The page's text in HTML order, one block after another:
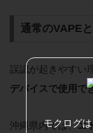
通常のVAPE
誤認が起きやすい
デバイスで使用で
沖縄県内では、エ
モクログ